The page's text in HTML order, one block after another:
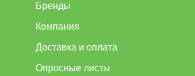
Бренды
Компания
Доставка и оплата
Опросные листы